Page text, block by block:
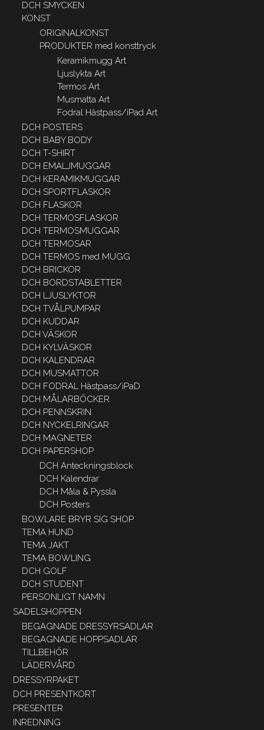
DCH SMYCKEN
KONST
ORIGINALKONST
PRODUKTER med konsttryck
Keramikmugg Art
Ljuslykta Art
Termos Art
Musmatta Art
Fodral Hästpass/iPad Art
DCH POSTERS
DCH BABY BODY
DCH T-SHIRT
DCH EMALJMUGGAR
DCH KERAMIKMUGGAR
DCH SPORTFLASKOR
DCH FLASKOR
DCH TERMOSFLASKOR
DCH TERMOSMUGGAR
DCH TERMOSAR
DCH TERMOS med MUGG
DCH BRICKOR
DCH BORDSTABLETTER
DCH LJUSLYKTOR
DCH TVÅLPUMPAR
DCH KUDDAR
DCH VÄSKOR
DCH KYLVÄSKOR
DCH KALENDRAR
DCH MUSMATTOR
DCH FODRAL Hästpass/iPaD
DCH MÅLARBÖCKER
DCH PENNSKRIN
DCH NYCKELRINGAR
DCH MAGNETER
DCH PAPERSHOP
DCH Anteckningsblock
DCH Kalendrar
DCH Måla & Pyssla
DCH Posters
BOWLARE BRYR SIG SHOP
TEMA HUND
TEMA JAKT
TEMA BOWLING
DCH GOLF
DCH STUDENT
PERSONLIGT NAMN
SADELSHOPPEN
BEGAGNADE DRESSYRSADLAR
BEGAGNADE HOPPSADLAR
TILLBEHÖR
LÄDERVÅRD
DRESSYRPAKET
DCH PRESENTKORT
PRESENTER
INREDNING